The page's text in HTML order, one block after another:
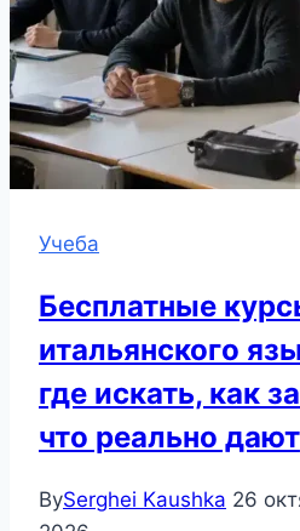
Учеба
Бесплатные
итальянского
где искать, как
что реально дают
BySerghei Kaushka 26